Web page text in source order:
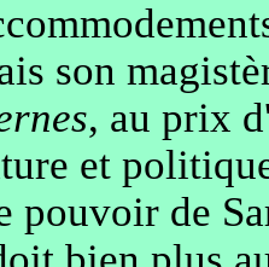
son
, au prix
et
pouvoir de